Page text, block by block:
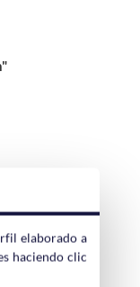
elaborado a
haciendo clic